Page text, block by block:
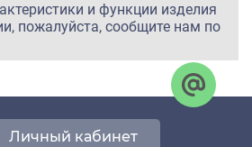
и функции изделия
пожалуйста, сообщите нам по
Личный кабинет